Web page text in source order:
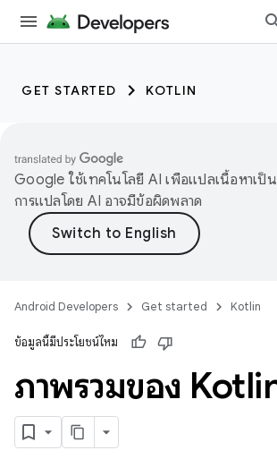
GET STARTED KOTLIN
Google ใช้เทคโนโลยี AI เพื่อแปลเนื้อหาเ
การแปลโดย AI อาจมีข้อผิดพลาด
Android Developers Get started Kotlin
ข้อมูลนี้มีประโยชน์ไหม
ภาพรวมของ